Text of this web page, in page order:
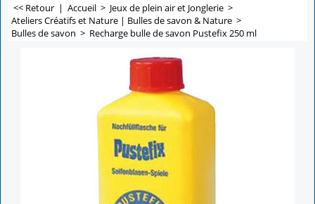
<< Retour | Accueil > Jeux de plein air et Jonglerie >
Ateliers Créatifs et Nature | Bulles de savon & Nature >
Bulles de savon > Recharge bulle de savon Pustefix 250 ml